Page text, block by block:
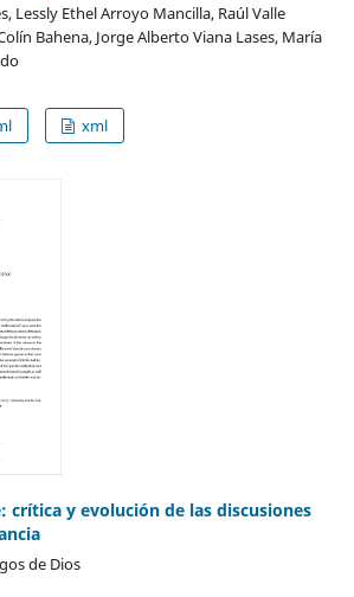
Lessly Ethel Arroyo Mancilla, Raúl Valle
Bahena, Jorge Alberto Viana Lases, María
xml
crítica y evolución de las discusiones
de Dios